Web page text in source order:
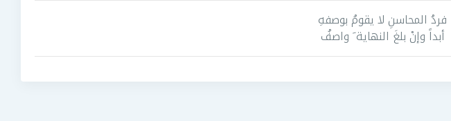
فردُ المحاسنِ لا يقومُ بوصفهِ
أبداً وإنْ بلغَ النهاية َ واصفُ